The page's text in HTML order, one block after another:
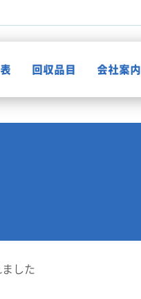
回収品目 会社案内
した